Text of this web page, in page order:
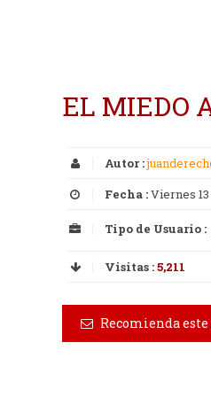
EL MIEDO
Autor :
Fecha :Viernes
Tipo de Usuario :
Visitas :5,211
Recomienda